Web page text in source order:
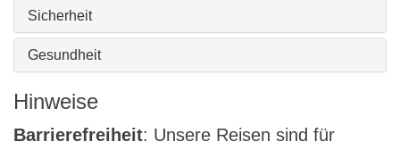
Sicherheit
Gesundheit
Hinweise
Barrierefreiheit: Unsere Reisen sind für